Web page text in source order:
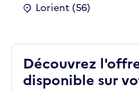
Lorient (56)
Découvrez
disponible sur